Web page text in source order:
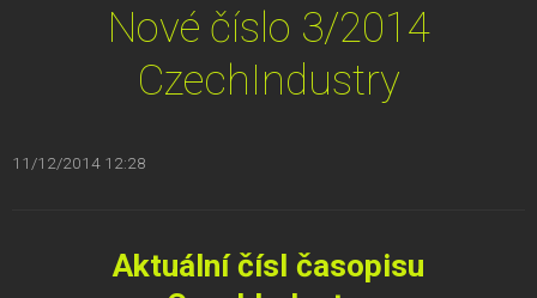
Nové číslo 3/2014
CzechIndustry
11/12/2014 12:28
Aktuální čísl časopisu